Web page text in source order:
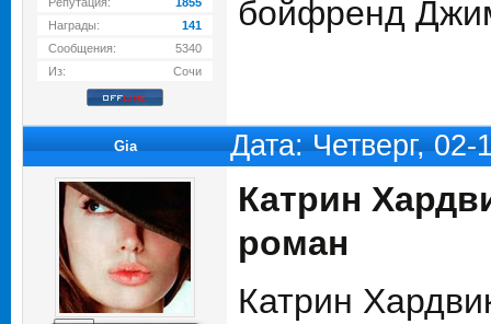
Награды:
141
Сообщения:
5340
Из:
Сочи
бойфренд
Gia Дата: Четверг,
Катрин
роман
Катрин